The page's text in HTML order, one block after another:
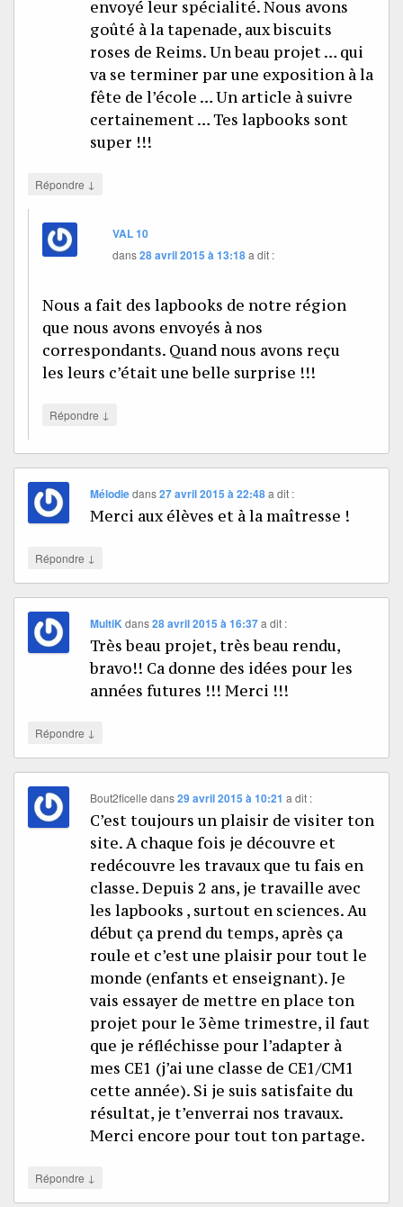
envoyé leur spécialité. Nous avons
goûté à la tapenade, aux biscuits
roses de Reims. Un beau projet … qui
va se terminer par une exposition à la
fête de l’école … Un article à suivre
certainement … Tes lapbooks sont
super !!!
Répondre ↓
VAL 10
dans28 avril 2015 à 13:18a dit :
Nous a fait des lapbooks de notre région
que nous avons envoyés à nos
correspondants. Quand nous avons reçu
les leurs c’était une belle surprise !!!
Répondre ↓
Mélodiedans27 avril 2015 à 22:48 a dit :
Merci aux élèves et à la maîtresse !
Répondre ↓
MultiKdans28 avril 2015 à 16:37 a dit :
Très beau projet, très beau rendu,
bravo!! Ca donne des idées pour les
années futures !!! Merci !!!
Répondre ↓
Bout2ficelle dans29 avril 2015 à 10:21 a dit :
C’est toujours un plaisir de visiter ton
site. A chaque fois je découvre et
redécouvre les travaux que tu fais en
classe. Depuis 2 ans, je travaille avec
les lapbooks , surtout en sciences. Au
début ça prend du temps, après ça
roule et c’est une plaisir pour tout le
monde (enfants et enseignant). Je
vais essayer de mettre en place ton
projet pour le 3ème trimestre, il faut
que je réfléchisse pour l’adapter à
mes CE1 (j’ai une classe de CE1/CM1
cette année). Si je suis satisfaite du
résultat, je t’enverrai nos travaux.
Merci encore pour tout ton partage.
Répondre ↓